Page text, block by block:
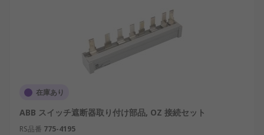
在庫あり
ABB スイッチ遮断器取り付け部品, OZ 接続セット
RS品番 775-4195